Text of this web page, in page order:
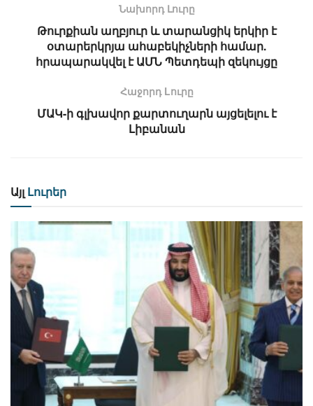
Նախորդ Լուրը
Թուրքիան աղբյուր և տարանցիկ երկիր է
օտարերկրյա ահաբեկիչների համար.
հրապարակվել է ԱՄՆ Պետդեպի զեկույցը
Հաջորդ Lուրը
ՄԱԿ-ի գլխավոր քարտուղարն այցելելու է
Լիբանան
Այլ Լուրեր